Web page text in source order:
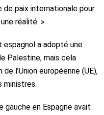
paix internationale pour
réalité. »
espagnol a adopté une
Palestine, mais cela
l’Union européenne (UE),
ministres.
gauche en Espagne avait